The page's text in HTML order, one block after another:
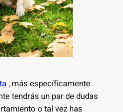
, más específicamente
tendrás un par de dudas
o tal vez has